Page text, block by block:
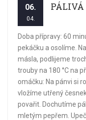
06.
04.
Doba přípravy: 60
pekáčku a osolíme.
másla, podlijeme
trouby na 180 °C na
omáčku: Na pánvi si
vložíme utřený
povařit. Dochutíme
mletým pepřem.